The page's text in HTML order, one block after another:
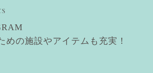
めの施設やアイテムも充実！